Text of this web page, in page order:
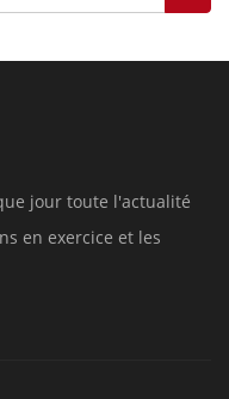
jour toute l'actualité
en exercice et les